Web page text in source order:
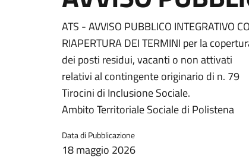
ATS - AVVISO PUBBLICO INTEGRATIVO
RIAPERTURA DEI TERMINI per la
dei posti residui, vacanti o non attivati
relativi al contingente originario di n. 79
Tirocini di Inclusione Sociale.
Ambito Territoriale Sociale di Polistena
Data di Pubblicazione
18 maggio 2026